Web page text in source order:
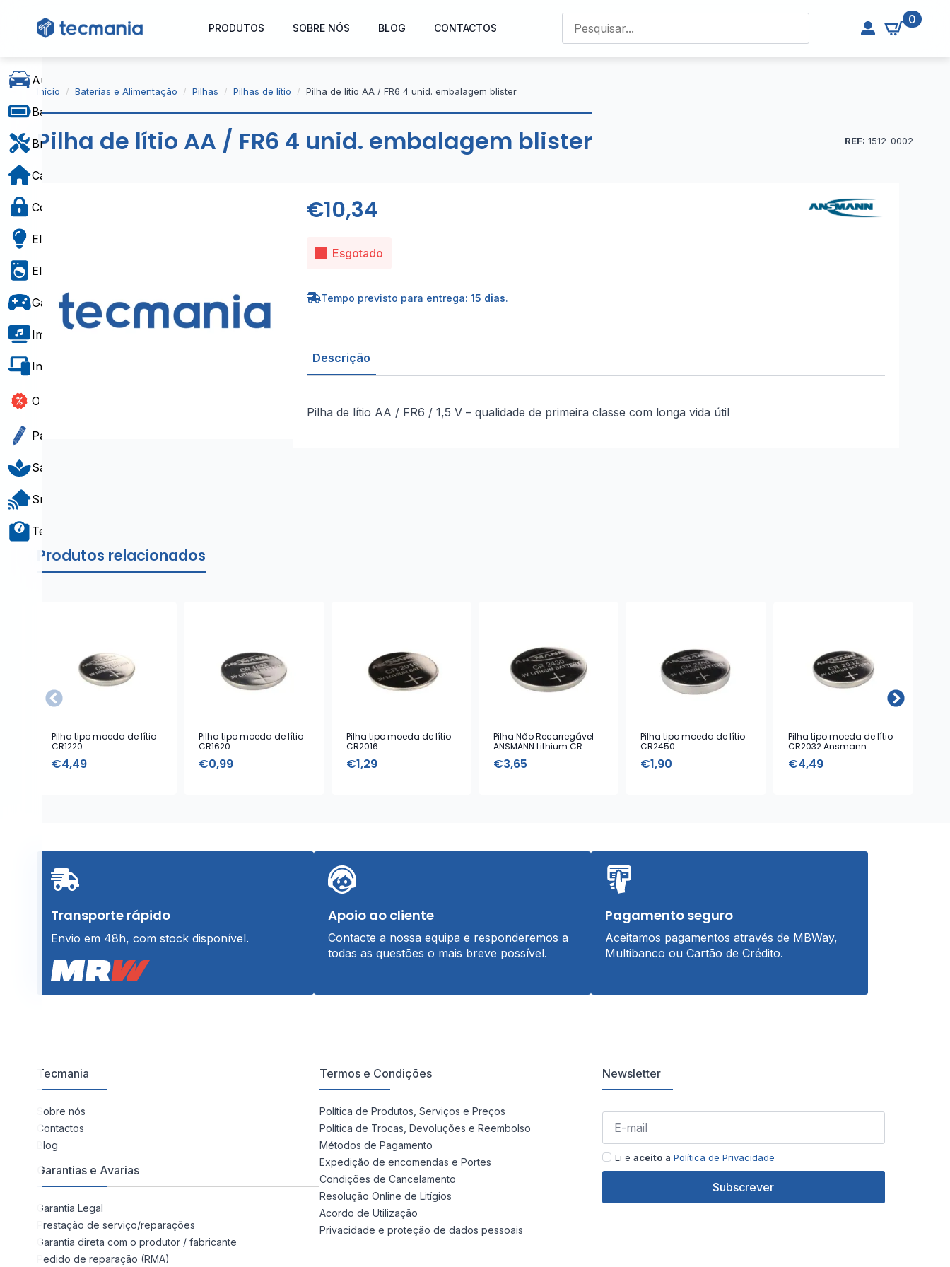
PRODUTOS SOBRE NÓS BLOG CONTACTOS
0
Baterias e Alimentação
Bricolage
Gaming e Brinquedos
Início Baterias e Alimentação Pilhas Pilhas de lítio Pilha de lítio AA / FR6 4 unid. embalagem blister
Pilha de lítio AA / FR6 4 unid. embalagem blister REF: 1512-0002
€10,34
Esgotado
Tempo previsto para entrega: 15 dias.
Descrição
Pilha de lítio AA / FR6 / 1,5 V – qualidade de primeira classe com longa vida útil
Produtos relacionados
Pilha tipo moeda de lítio
CR1220
€4,49
Pilha tipo moeda de lítio
CR1620
€0,99
Pilha tipo moeda de lítio
CR2016
€1,29
Pilha Não Recarregável
ANSMANN Lithium CR
€3,65
Pilha tipo moeda de lítio
CR2450
€1,90
Pilha tipo moeda de lítio
CR2032 Ansmann
€4,49
Transporte rápido
Envio em 48h, com stock disponível.
Apoio ao cliente
Contacte a nossa equipa e responderemos a
todas as questões o mais breve possível.
Pagamento seguro
Aceitamos pagamentos através de MBWay,
Multibanco ou Cartão de Crédito.
Tecmania
Sobre nós
Contactos
Blog
Garantias e Avarias
Garantia Legal
Prestação de serviço/reparações
Garantia direta com o produtor / fabricante
Pedido de reparação (RMA)
Termos e Condições
Política de Produtos, Serviços e Preços
Política de Trocas, Devoluções e Reembolso
Métodos de Pagamento
Expedição de encomendas e Portes
Condições de Cancelamento
Resolução Online de Litígios
Acordo de Utilização
Privacidade e proteção de dados pessoais
Newsletter
Li e aceitoa Política de Privacidade
Subscrever